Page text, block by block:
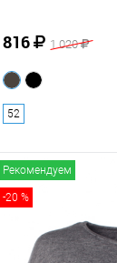
816 1 020
52
Рекомендуем
-20 %